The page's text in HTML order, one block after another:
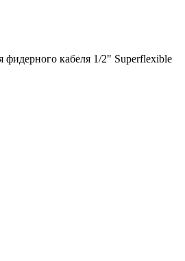
кабеля 1/2" Superflexible